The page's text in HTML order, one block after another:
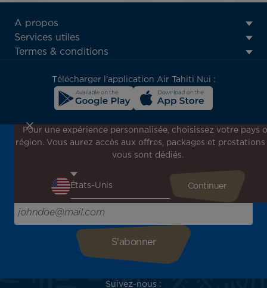
ATN:
Footer
menu
A propos
Services utiles
Termes & conditions
Télécharger l'application Air Tahiti Nui :
Inscrivez-vous à notre newsletter !
Recevez en avant-première toutes nos offres spéciales et
l'inspiration pour votre prochain voyage !
Saisissez votre adresse e-mail ici
Suivez-nous :
Pour une expérience personnalisée, choisissez votre pays
région. Vous aurez accès aux offres, packages et prestations
vous sont dédiés.